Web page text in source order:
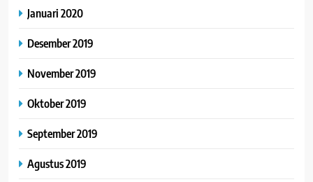
Januari 2020
Desember 2019
November 2019
Oktober 2019
September 2019
Agustus 2019